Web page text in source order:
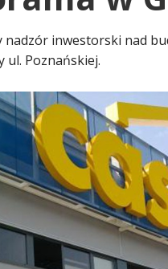
nadzór inwestorski nad
ul. Poznańskiej.